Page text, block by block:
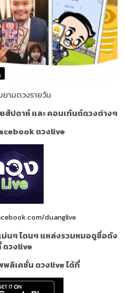
ยามดวงรายวัน
สัปดาห์ และ คอนเท้นต์ดวงต่างๆ
ดวงlive
duanglive
นๆ โดนๆ แหล่งรวมหมอดูชื่อดัง
ดวงlive
ลิเคชั่น ดวงlive ได้ที่